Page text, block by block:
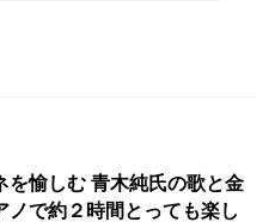
を愉しむ 青木純氏の歌と金
ノで約２時間とっても楽し